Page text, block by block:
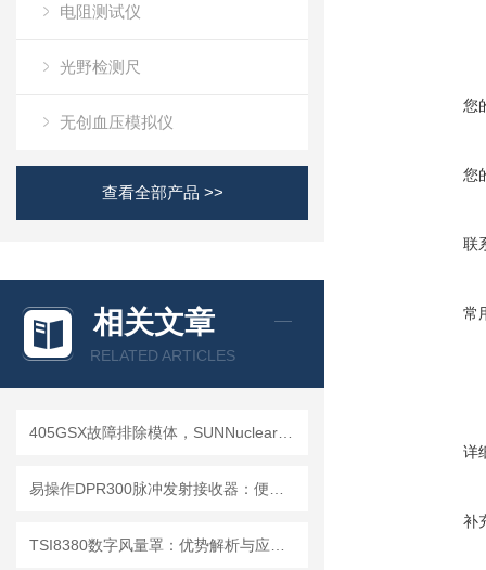
电阻测试仪
光野检测尺
无创血压模拟仪
查看全部产品 >>
相关文章
RELATED ARTICLES
您
您
联
常
详
补